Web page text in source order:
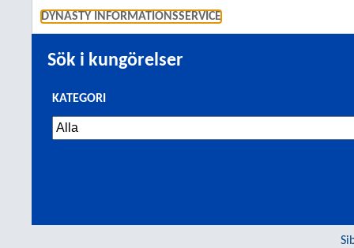
DYNASTY INFORMATIONSSERVICE
Sök i kungörelser
KATEGORI